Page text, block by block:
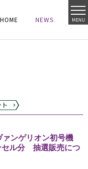
MENU
HOME
HOME NEWS
NEWS
ンゲリオン初号機
セル分 抽選販売につ